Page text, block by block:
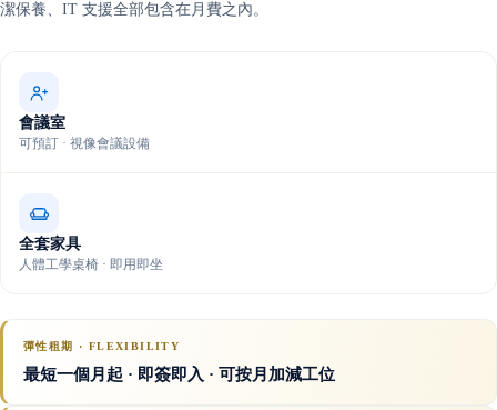
潔保養、IT 支援全部包含在月費之內。
會議室
可預訂 · 視像會議設備
全套家具
人體工學桌椅 · 即用即坐
彈性租期 · FLEXIBILITY
最短一個月起 · 即簽即入 · 可按月加減工位